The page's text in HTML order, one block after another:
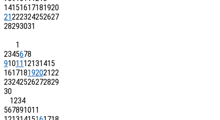
14151617181920
21222324252627
28293031
1
2345678
91011 12131415
16171819202122
23242526272829
30
1234
567891011